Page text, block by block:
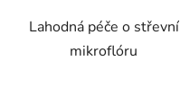
Lahodná péče o střevní
mikroflóru